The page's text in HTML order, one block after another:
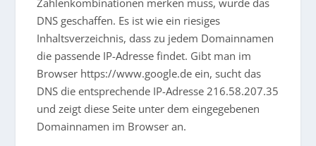
Zahlenkombinationen merken muss, wurde das
DNS geschaffen. Es ist wie ein riesiges
Inhaltsverzeichnis, dass zu jedem Domainnamen
die passende IP-Adresse findet. Gibt man im
Browser https://www.google.de ein, sucht das
DNS die entsprechende IP-Adresse 216.58.207.35
und zeigt diese Seite unter dem eingegebenen
Domainnamen im Browser an.